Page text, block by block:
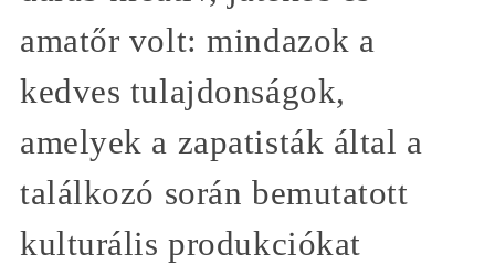
amatőr volt: mindazok a
kedves tulajdonságok,
amelyek a zapatisták által a
találkozó során bemutatott
kulturális produkciókat